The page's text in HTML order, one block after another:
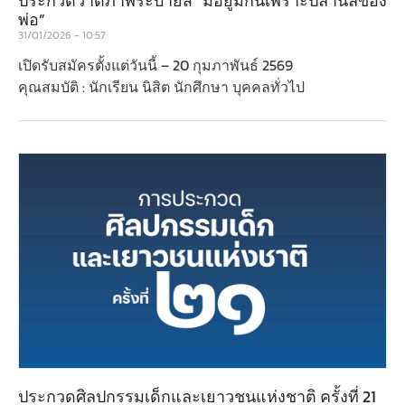
พ่อ”
31/01/2026 10:57
เปิดรับสมัครตั้งแต่วันนี้ – 20 กุมภาพันธ์ 2569
คุณสมบัติ : นักเรียน นิสิต นักศึกษา บุคคลทั่วไป
ประกวดศิลปกรรมเด็กและเยาวชนแห่งชาติ ครั้งที่ 21